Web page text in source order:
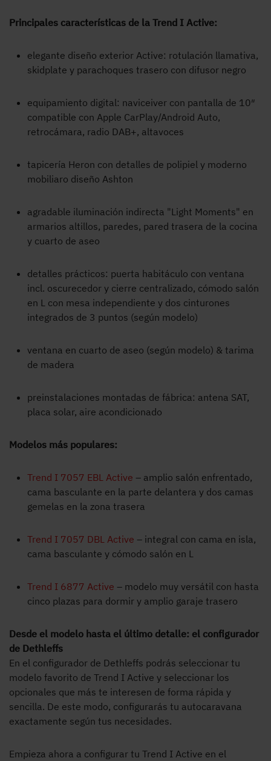
Principales características de la Trend I Active:
elegante diseño exterior Active: rotulación llamativa,
skidplate y parachoques trasero con difusor negro
equipamiento digital: naviceiver con pantalla de 10″
compatible con Apple CarPlay/Android Auto,
retrocámara, radio DAB+, altavoces
tapicería Heron con detalles de polipiel y moderno
mobiliaro diseño Ashton
agradable iluminación indirecta "Light Moments" en
armarios altillos, paredes, pared trasera de la cocina
y cuarto de aseo
detalles prácticos: puerta habitáculo con ventana
incl. oscurecedor y cierre centralizado, cómodo salón
en L con mesa independiente y dos cinturones
integrados de 3 puntos (según modelo)
ventana en cuarto de aseo (según modelo) & tarima
de madera
preinstalaciones montadas de fábrica: antena SAT,
placa solar, aire acondicionado
Modelos más populares:
Trend I 7057 EBL Active – amplio salón enfrentado,
cama basculante en la parte delantera y dos camas
gemelas en la zona trasera
Trend I 7057 DBL Active – integral con cama en isla,
cama basculante y cómodo salón en L
Trend I 6877 Active – modelo muy versátil con hasta
cinco plazas para dormir y amplio garaje trasero
Desde el modelo hasta el último detalle: el configurador
de Dethleffs
En el configurador de Dethleffs podrás seleccionar tu
modelo favorito de Trend I Active y seleccionar los
opcionales que más te interesen de forma rápida y
sencilla. De este modo, configurarás tu autocaravana
exactamente según tus necesidades.
Empieza ahora a configurar tu Trend I Active en el